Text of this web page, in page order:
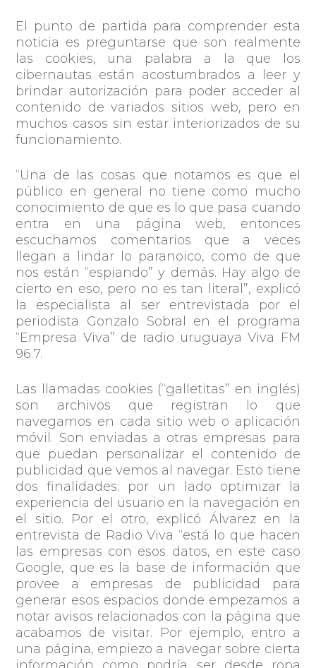
El punto de partida para comprender esta
noticia es preguntarse que son realmente
las cookies, una palabra a la que los
cibernautas están acostumbrados a leer y
brindar autorización para poder acceder al
contenido de variados sitios web, pero en
muchos casos sin estar interiorizados de su
funcionamiento.
“Una de las cosas que notamos es que el
público en general no tiene como mucho
conocimiento de que es lo que pasa cuando
entra en una página web, entonces
escuchamos comentarios que a veces
llegan a lindar lo paranoico, como de que
nos están “espiando” y demás. Hay algo de
cierto en eso, pero no es tan literal”, explicó
la especialista al ser entrevistada por el
periodista Gonzalo Sobral en el programa
“Empresa Viva” de radio uruguaya Viva FM
96.7.
Las llamadas cookies (“galletitas” en inglés)
son archivos que registran lo que
navegamos en cada sitio web o aplicación
móvil. Son enviadas a otras empresas para
que puedan personalizar el contenido de
publicidad que vemos al navegar. Esto tiene
dos finalidades: por un lado optimizar la
experiencia del usuario en la navegación en
el sitio. Por el otro, explicó Álvarez en la
entrevista de Radio Viva “está lo que hacen
las empresas con esos datos, en este caso
Google, que es la base de información que
provee a empresas de publicidad para
generar esos espacios donde empezamos a
notar avisos relacionados con la página que
acabamos de visitar. Por ejemplo, entro a
una página, empiezo a navegar sobre cierta